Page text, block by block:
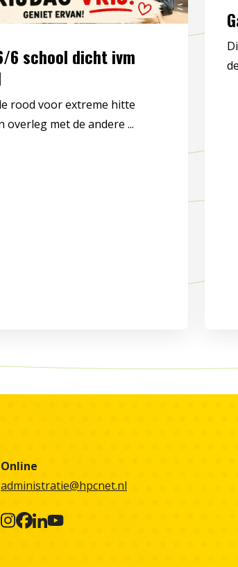
6 school dicht ivm
rood voor extreme hitte
overleg met de andere ...
Online
administratie@hpcnet.nl